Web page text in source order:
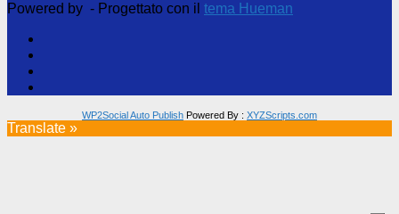
Powered by - Progettato con il tema Hueman
WP2Social Auto Publish Powered By : XYZScripts.com
Translate »